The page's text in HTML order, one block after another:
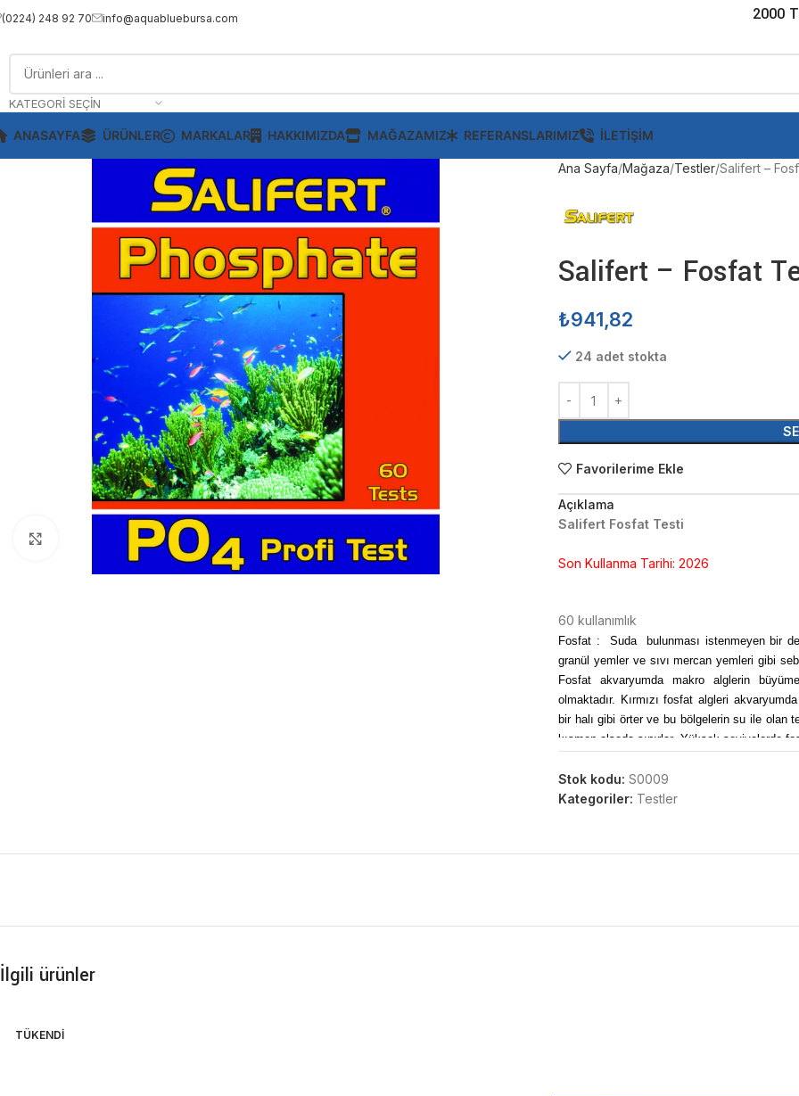
(0224) 248 92 70 info@aquabluebursa.com 2000
KATEGORI SEÇIN
ANASAYFA ÜRÜNLER MARKALAR HAKKIMIZDA MAĞAZAMIZ REFERANSLARIMIZ İLETIŞIM
Click to enlarge
Ana Sayfa Mağaza Testler Salifert –
Salifert – Fosfat
₺941,82
24 adet stokta
Favorilerime Ekle
Açıklama
Salifert Fosfat Testi
Son Kullanma Tarihi: 2026
60 kullanımlık
Fosfat : Suda bulunması istenmeyen bir
granül yemler ve sıvı mercan yemleri gibi
Fosfat akvaryumda makro alglerin
olmaktadır. Kırmızı fosfat algleri
bir halı gibi örter ve bu bölgelerin su ile olan
kısmen olsada sınırlar. Yüksek seviyelerde
ilavesi (prodibio digest
PO (Phosphate) testinin’nin kullanıldığı
Stok kodu: S0009
Kategoriler: Testler
İlgili ürünler
TÜKENDI